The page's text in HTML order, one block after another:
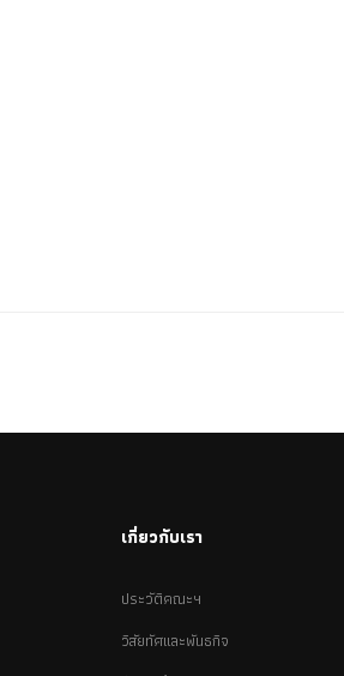
เกี่ยวกับเรา
ประวัติคณะฯ
วิสัยทัศและพันธกิจ